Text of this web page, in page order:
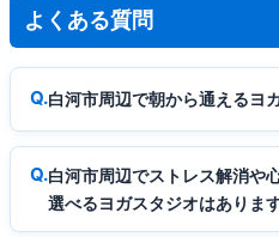
よくある質問
白河市周辺で朝から通えるヨ
白河市周辺でストレス解消や
選べるヨガスタジオはありま